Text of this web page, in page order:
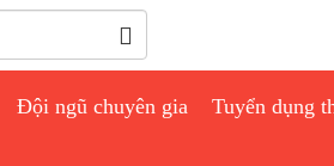
Đội ngũ chuyên gia Tuyển dụng